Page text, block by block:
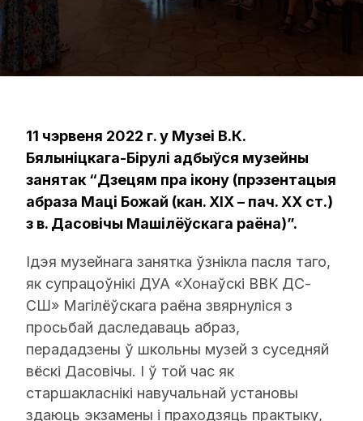
11 чэрвеня 2022 г. у Музеі В.К.
Бялыніцкага-Бірулі адбыўся музейны
занятак “Дзецям пра ікону (прэзентацыя
абраза Маці Божай (кан. ХІХ – пач. ХХ ст.)
з в. Дасовічы Машілёўскага раёна)”.
Ідэя музейнага занятка ўзнікла пасля таго,
як супрацоўнікі ДУА «Хонаўскі ВВК ДС-
СШ» Магілёўскага раёна звярнуліся з
просьбай даследаваць абраз,
перададзены ў школьны музей з суседняй
вёскі Дасовічы. І ў той час як
старшакласнікі навучальнай установы
здаюць экзамены і праходзяць практыку,